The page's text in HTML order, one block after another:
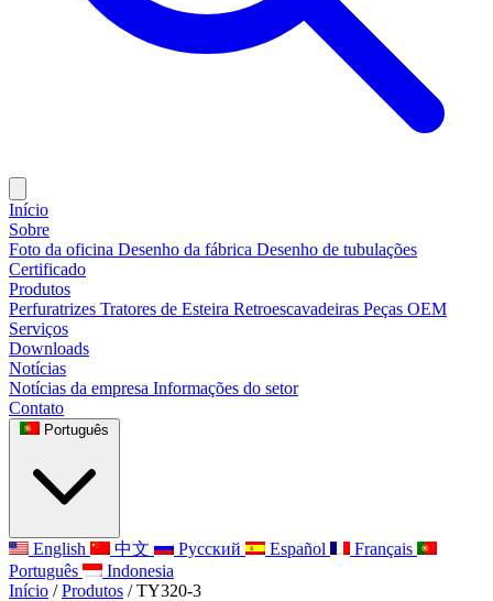
Início
Sobre
Foto da oficina Desenho da fábrica Desenho de tubulações
Certificado
Produtos
Perfuratrizes Tratores de Esteira Retroescavadeiras Peças OEM
Serviços
Downloads
Notícias
Notícias da empresa Informações do setor
Contato
Português
English 中文 Русский Español
Français
Português
Indonesia
Início / Produtos / TY320-3